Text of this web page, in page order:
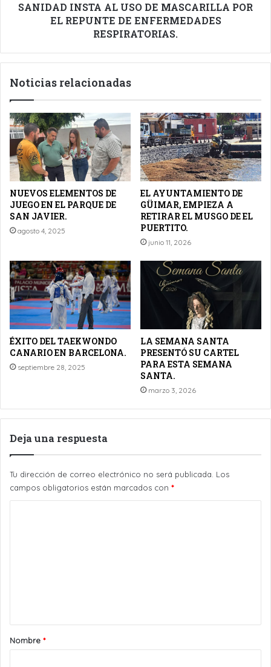
DE
ENFERMEDADES
SANIDAD INSTA AL USO DE MASCARILLA POR
EL REPUNTE DE ENFERMEDADES
RESPIRATORIAS.
Noticias relacionadas
NUEVOS ELEMENTOS DE
JUEGO EN EL PARQUE DE
SAN JAVIER.
agosto 4, 2025
EL AYUNTAMIENTO DE
GÜIMAR, EMPIEZA A
RETIRAR EL MUSGO DE EL
PUERTITO.
junio 11, 2026
ÉXITO DEL TAEKWONDO
CANARIO EN BARCELONA.
septiembre 28, 2025
LA SEMANA SANTA
PRESENTÓ SU CARTEL
PARA ESTA SEMANA
SANTA.
marzo 3, 2026
Deja una respuesta
Tu dirección de correo electrónico no será publicada. Los
campos obligatorios están marcados con *
rNombre *